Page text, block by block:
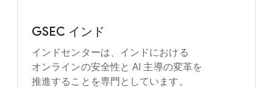
GSEC インド
インドセンターは、​インドに​おける​
オンラインの​安全性と AI 主導の​変革を​
推進する​ことを​専門と​しています。